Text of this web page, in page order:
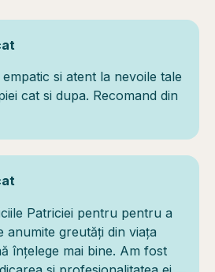
si atent la nevoile tale
cat si dupa. Recomand din
Patriciei pentru pentru a
anumite greutăți din viața
înțelege mai bine. Am fost